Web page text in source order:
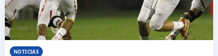
NOTICIAS